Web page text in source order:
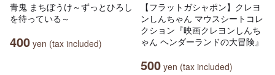
青鬼 まちぼうけ～ずっとひろし
を待っている～
400 yen (tax included)
【フラットガシャポン】クレヨ
ンしんちゃん マウスシートコレ
クション『映画クレヨンしんち
ゃん ヘンダーランドの大冒険』
500 yen (tax included)